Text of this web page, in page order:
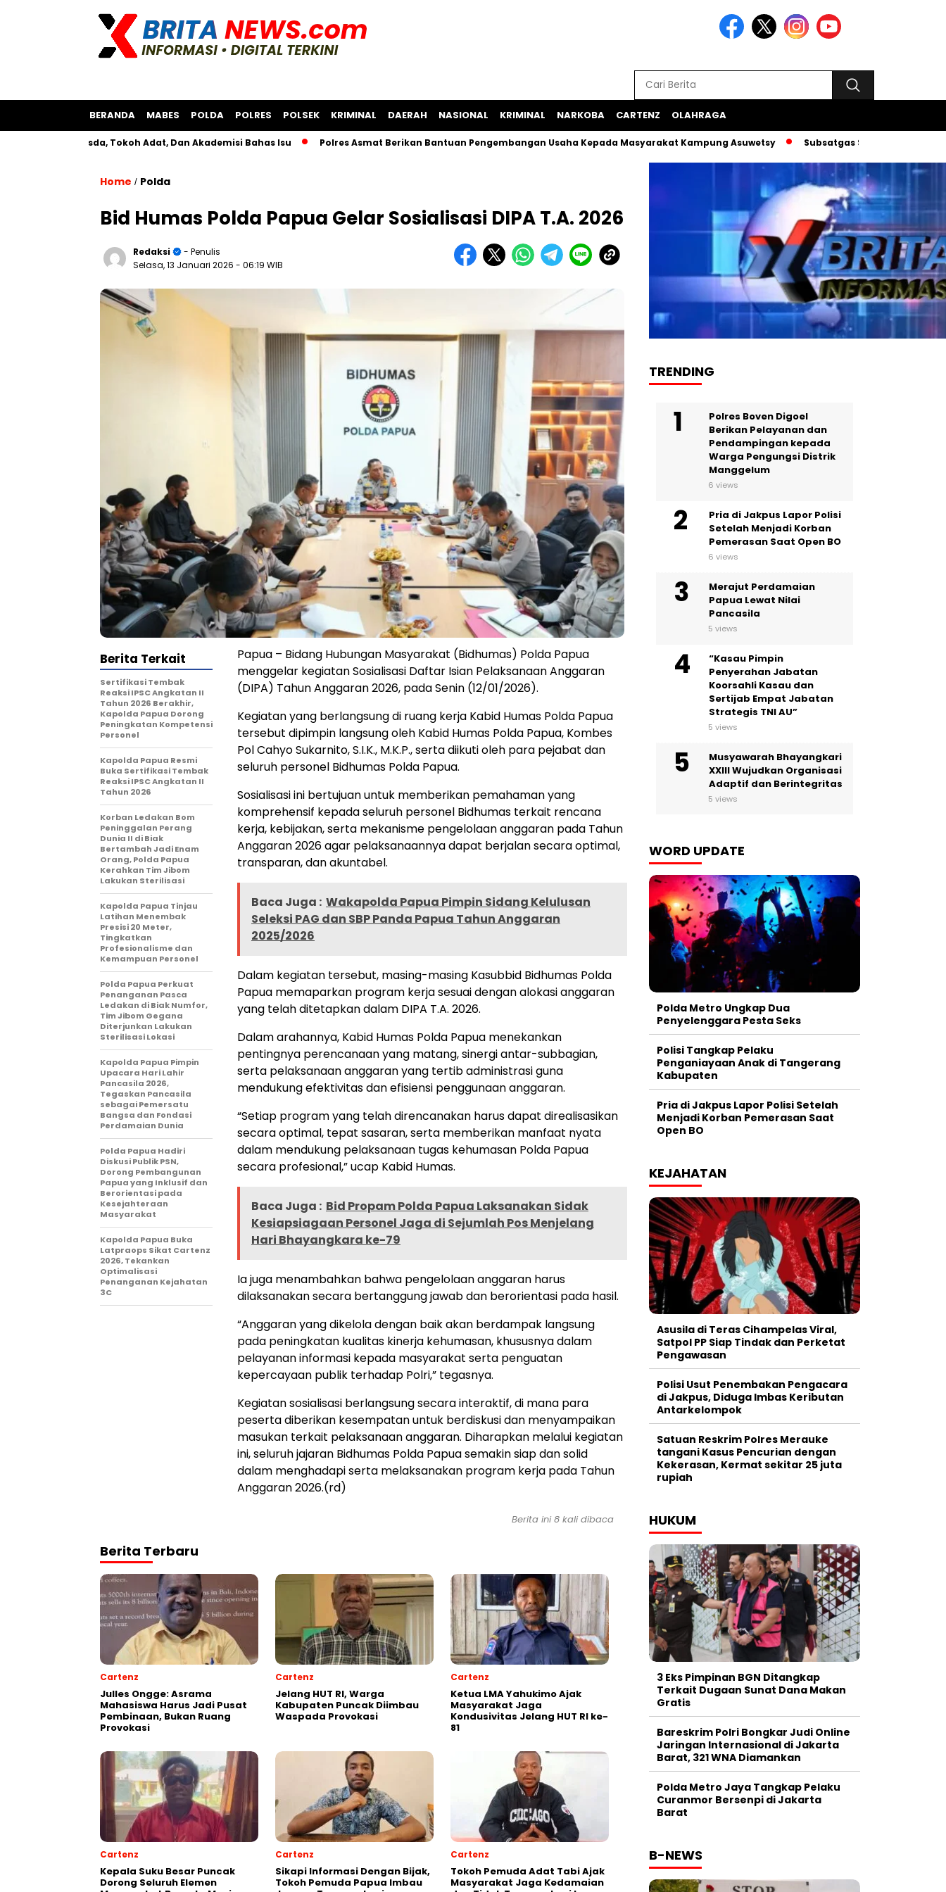
BERANDA MABES POLDA POLRES POLSEK KRIMINAL DAERAH NASIONAL KRIMINAL NARKOBA CARTENZ OLAHRAGA
Bksda, Tokoh Adat, Dan Akademisi Bahas Isu Polres Asmat Berikan Bantuan Pengembangan Usaha Kepada Masyarakat Kampung Asuwetsy Subsatgas Si-Ipar Terus Konsisten
Home / Polda
Bid Humas Polda Papua Gelar Sosialisasi DIPA T.A. 2026
Redaksi
- Penulis
Selasa, 13 Januari 2026 - 06:19 WIB
Papua – Bidang Hubungan Masyarakat (Bidhumas) Polda Papua
menggelar kegiatan Sosialisasi Daftar Isian Pelaksanaan Anggaran
(DIPA) Tahun Anggaran 2026, pada Senin (12/01/2026).
Kegiatan yang berlangsung di ruang kerja Kabid Humas Polda Papua
tersebut dipimpin langsung oleh Kabid Humas Polda Papua, Kombes
Pol Cahyo Sukarnito, S.I.K., M.K.P., serta diikuti oleh para pejabat dan
seluruh personel Bidhumas Polda Papua.
Sosialisasi ini bertujuan untuk memberikan pemahaman yang
komprehensif kepada seluruh personel Bidhumas terkait rencana
kerja, kebijakan, serta mekanisme pengelolaan anggaran pada Tahun
Anggaran 2026 agar pelaksanaannya dapat berjalan secara optimal,
transparan, dan akuntabel.
Baca Juga : Wakapolda Papua Pimpin Sidang Kelulusan
Seleksi PAG dan SBP Panda Papua Tahun Anggaran
2025/2026
Dalam kegiatan tersebut, masing-masing Kasubbid Bidhumas Polda
Papua memaparkan program kerja sesuai dengan alokasi anggaran
yang telah ditetapkan dalam DIPA T.A. 2026.
Dalam arahannya, Kabid Humas Polda Papua menekankan
pentingnya perencanaan yang matang, sinergi antar-subbagian,
serta pelaksanaan anggaran yang tertib administrasi guna
mendukung efektivitas dan efisiensi penggunaan anggaran.
“Setiap program yang telah direncanakan harus dapat direalisasikan
secara optimal, tepat sasaran, serta memberikan manfaat nyata
dalam mendukung pelaksanaan tugas kehumasan Polda Papua
secara profesional,” ucap Kabid Humas.
Baca Juga : Bid Propam Polda Papua Laksanakan Sidak
Kesiapsiagaan Personel Jaga di Sejumlah Pos Menjelang
Hari Bhayangkara ke-79
Ia juga menambahkan bahwa pengelolaan anggaran harus
dilaksanakan secara bertanggung jawab dan berorientasi pada hasil.
“Anggaran yang dikelola dengan baik akan berdampak langsung
pada peningkatan kualitas kinerja kehumasan, khususnya dalam
pelayanan informasi kepada masyarakat serta penguatan
kepercayaan publik terhadap Polri,” tegasnya.
Kegiatan sosialisasi berlangsung secara interaktif, di mana para
peserta diberikan kesempatan untuk berdiskusi dan menyampaikan
masukan terkait pelaksanaan anggaran. Diharapkan melalui kegiatan
ini, seluruh jajaran Bidhumas Polda Papua semakin siap dan solid
dalam menghadapi serta melaksanakan program kerja pada Tahun
Anggaran 2026.(rd)
Berita Terkait
Sertifikasi Tembak
Reaksi IPSC Angkatan II
Tahun 2026 Berakhir,
Kapolda Papua Dorong
Peningkatan Kompetensi
Personel
Kapolda Papua Resmi
Buka Sertifikasi Tembak
Reaksi IPSC Angkatan II
Tahun 2026
Korban Ledakan Bom
Peninggalan Perang
Dunia II di Biak
Bertambah Jadi Enam
Orang, Polda Papua
Kerahkan Tim Jibom
Lakukan Sterilisasi
Kapolda Papua Tinjau
Latihan Menembak
Presisi 20 Meter,
Tingkatkan
Profesionalisme dan
Kemampuan Personel
Polda Papua Perkuat
Penanganan Pasca
Ledakan di Biak Numfor,
Tim Jibom Gegana
Diterjunkan Lakukan
Sterilisasi Lokasi
Kapolda Papua Pimpin
Upacara Hari Lahir
Pancasila 2026,
Tegaskan Pancasila
sebagai Pemersatu
Bangsa dan Fondasi
Perdamaian Dunia
Polda Papua Hadiri
Diskusi Publik PSN,
Dorong Pembangunan
Papua yang Inklusif dan
Berorientasi pada
Kesejahteraan
Masyarakat
Kapolda Papua Buka
Latpraops Sikat Cartenz
2026, Tekankan
Optimalisasi
Penanganan Kejahatan
3C
Berita ini 8 kali dibaca
Berita Terbaru
Cartenz
Julles Ongge: Asrama
Mahasiswa Harus Jadi Pusat
Pembinaan, Bukan Ruang
Provokasi
Cartenz
Jelang HUT RI, Warga
Kabupaten Puncak Diimbau
Waspada Provokasi
Cartenz
Ketua LMA Yahukimo Ajak
Masyarakat Jaga
Kondusivitas Jelang HUT RI ke-
81
Cartenz
Kepala Suku Besar Puncak
Dorong Seluruh Elemen
Cartenz
Sikapi Informasi Dengan Bijak,
Tokoh Pemuda Papua Imbau
Cartenz
Tokoh Pemuda Adat Tabi Ajak
Masyarakat Jaga Kedamaian
TRENDING
Polres Boven Digoel
Berikan Pelayanan dan
Pendampingan kepada
Warga Pengungsi Distrik
Manggelum
6 views
Pria di Jakpus Lapor Polisi
Setelah Menjadi Korban
Pemerasan Saat Open BO
6 views
Merajut Perdamaian
Papua Lewat Nilai
Pancasila
5 views
“Kasau Pimpin
Penyerahan Jabatan
Koorsahli Kasau dan
Sertijab Empat Jabatan
Strategis TNI AU”
5 views
Musyawarah Bhayangkari
XXIII Wujudkan Organisasi
Adaptif dan Berintegritas
5 views
WORD UPDATE
Polda Metro Ungkap Dua
Penyelenggara Pesta Seks
Polisi Tangkap Pelaku
Penganiayaan Anak di Tangerang
Kabupaten
Pria di Jakpus Lapor Polisi Setelah
Menjadi Korban Pemerasan Saat
Open BO
KEJAHATAN
Asusila di Teras Cihampelas Viral,
Satpol PP Siap Tindak dan Perketat
Pengawasan
Polisi Usut Penembakan Pengacara
di Jakpus, Diduga Imbas Keributan
Antarkelompok
Satuan Reskrim Polres Merauke
tangani Kasus Pencurian dengan
Kekerasan, Kermat sekitar 25 juta
rupiah
HUKUM
3 Eks Pimpinan BGN Ditangkap
Terkait Dugaan Sunat Dana Makan
Gratis
Bareskrim Polri Bongkar Judi Online
Jaringan Internasional di Jakarta
Barat, 321 WNA Diamankan
Polda Metro Jaya Tangkap Pelaku
Curanmor Bersenpi di Jakarta
Barat
B-NEWS